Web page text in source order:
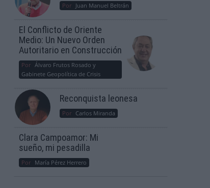
Por Juan Manuel Beltrán
El Conflicto de Oriente
Medio: Un Nuevo Orden
Autoritario en Construcción
Por Álvaro Frutos Rosado y
Gabinete Geopolítica de Crisis
Reconquista leonesa
Por Carlos Miranda
Clara Campoamor: Mi
sueño, mi pesadilla
Por María Pérez Herrero